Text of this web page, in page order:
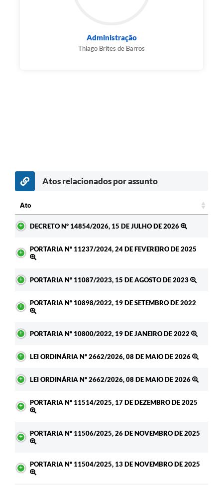
Administração
Thiago Brites de Barros
Atos relacionados por assunto
Ato
DECRETO Nº 14854/2026, 15 DE JULHO DE 2026
PORTARIA Nº 11237/2024, 24 DE FEVEREIRO DE 2025
PORTARIA Nº 11087/2023, 15 DE AGOSTO DE 2023
PORTARIA Nº 10898/2022, 19 DE SETEMBRO DE 2022
PORTARIA Nº 10800/2022, 19 DE JANEIRO DE 2022
LEI ORDINÁRIA Nº 2662/2026, 08 DE MAIO DE 2026
LEI ORDINÁRIA Nº 2662/2026, 08 DE MAIO DE 2026
PORTARIA Nº 11514/2025, 17 DE DEZEMBRO DE 2025
PORTARIA Nº 11506/2025, 26 DE NOVEMBRO DE 2025
PORTARIA Nº 11504/2025, 13 DE NOVEMBRO DE 2025